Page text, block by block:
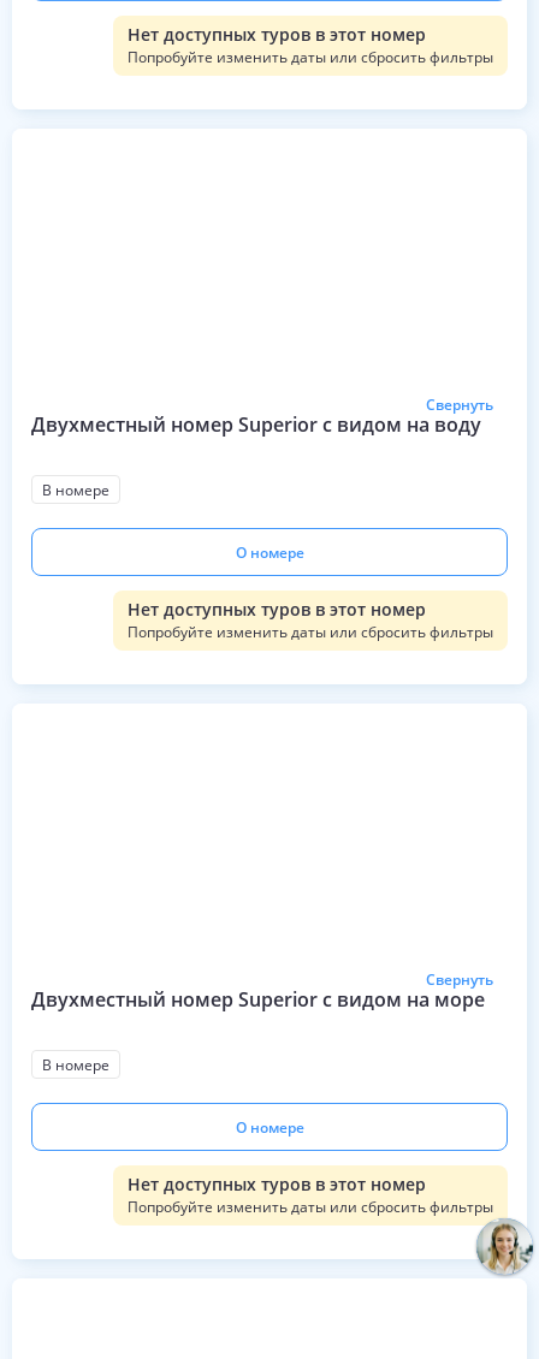
Нет доступных туров в этот номер
Попробуйте изменить даты или сбросить фильтры
Двухместный номер Superior с видом на воду
Свернуть
В номере
О номере
Нет доступных туров в этот номер
Попробуйте изменить даты или сбросить фильтры
Двухместный номер Superior с видом на море
Свернуть
В номере
О номере
Нет доступных туров в этот номер
Попробуйте изменить даты или сбросить фильтры